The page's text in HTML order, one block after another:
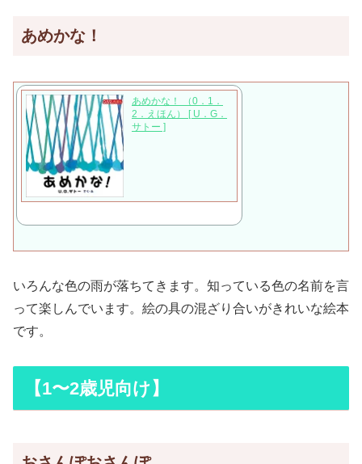
あめかな！
あめかな！ （0．1．
2．えほん） [ U．G．
サトー ]
いろんな色の雨が落ちてきます。知っている色の名前を言
って楽しんでいます。絵の具の混ざり合いがきれいな絵本
です。
【1〜2歳児向け】